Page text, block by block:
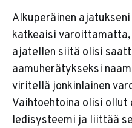
Alkuperäinen
katkeaisi
ajatellen siitä olisi
aamuherätykseksi
viritellä jonkinlainen
Vaihtoehtoina olisi ollut
ledisysteemi ja liittää